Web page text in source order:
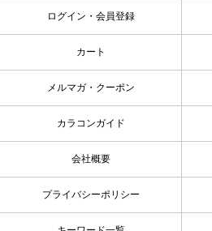
ログイン・会員登録
カート
メルマガ・クーポン
カラコンガイド
会社概要
プライバシーポリシー